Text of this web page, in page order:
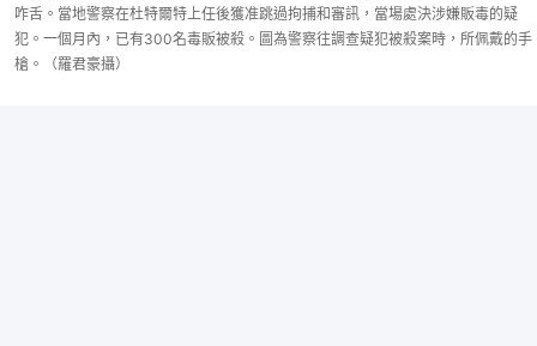
咋舌。當地警察在杜特爾特上任後獲准跳過拘捕和審訊，當場處決涉嫌販毒的疑
犯。一個月內，已有300名毒販被殺。圖為警察往調查疑犯被殺案時，所佩戴的手
槍。（羅君豪攝）